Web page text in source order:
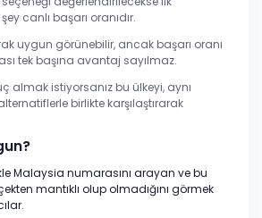
canlı başarı oranıdır.
uygun görünebilir, ancak başarı oranı
tek başına avantaj sayılmaz.
almak istiyorsanız bu ülkeyi, aynı
birlikte karşılaştırarak
Malaysia numarasını arayan ve bu
mantıklı olup olmadığını görmek